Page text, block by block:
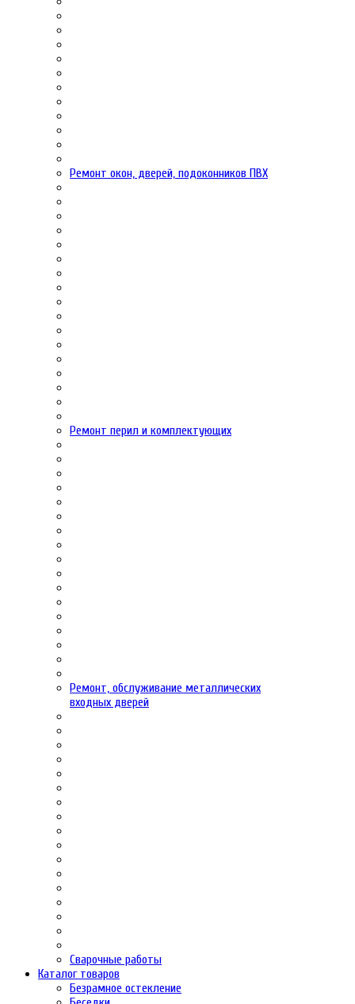
Ремонт окон, дверей, подоконников ПВХ
Ремонт перил и комплектующих
Ремонт, обслуживание металлических
входных дверей
Сварочные работы
Каталог товаров
Безрамное остекление